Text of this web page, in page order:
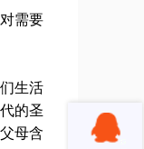
需要
生活
的圣
母含